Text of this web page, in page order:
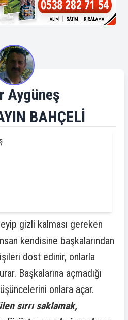
Aygüneş
BAHÇELİ
gizli kalması gereken
kendisine başkalarından
dost edinir, onlarla
Başkalarına açmadığı
onlara açar.
sırrı saklamak,